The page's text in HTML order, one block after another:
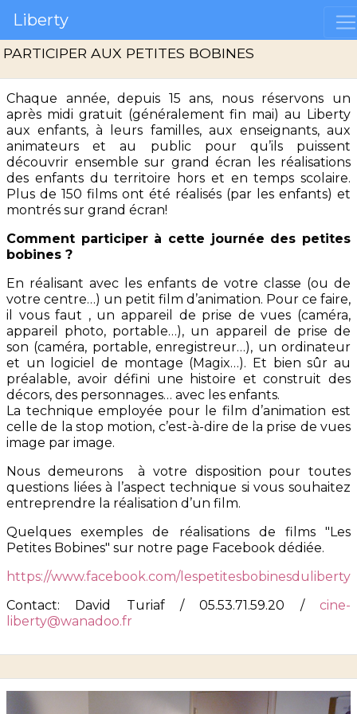
Liberty
PARTICIPER AUX PETITES BOBINES
Chaque année, depuis 15 ans, nous réservons un
après midi gratuit (généralement fin mai) au Liberty
aux enfants, à leurs familles, aux enseignants, aux
animateurs et au public pour qu’ils puissent
découvrir ensemble sur grand écran les réalisations
des enfants du territoire hors et en temps scolaire.
Plus de 150 films ont été réalisés (par les enfants) et
montrés sur grand écran!
Comment participer à cette journée des petites
bobines ?
En réalisant avec les enfants de votre classe (ou de
votre centre…) un petit film d’animation. Pour ce faire,
il vous faut , un appareil de prise de vues (caméra,
appareil photo, portable…), un appareil de prise de
son (caméra, portable, enregistreur…), un ordinateur
et un logiciel de montage (Magix…). Et bien sûr au
préalable, avoir défini une histoire et construit des
décors, des personnages… avec les enfants.
La technique employée pour le film d’animation est
celle de la stop motion, c’est-à-dire de la prise de vues
image par image.
Nous demeurons à votre disposition pour toutes
questions liées à l’aspect technique si vous souhaitez
entreprendre la réalisation d’un film.
Quelques exemples de réalisations de films "Les
Petites Bobines" sur notre page Facebook dédiée.
https://www.facebook.com/lespetitesbobinesduliberty
Contact: David Turiaf / 05.53.71.59.20 / cine-
liberty@wanadoo.fr